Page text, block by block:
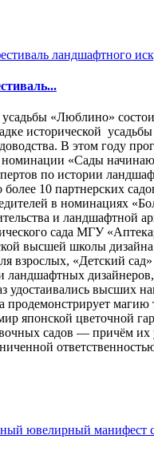
«Люблино»
исторической
В этом году
«Сады
по истории
более 10 партнерских
в номинациях
и
сада МГУ
высшей школы
взрослых, «Детский
высших
продемонстрирует
японской цветочной
садов — причём